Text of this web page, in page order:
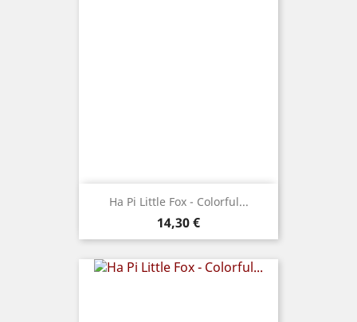
Ha Pi Little Fox - Colorful...
Prix
14,30 €